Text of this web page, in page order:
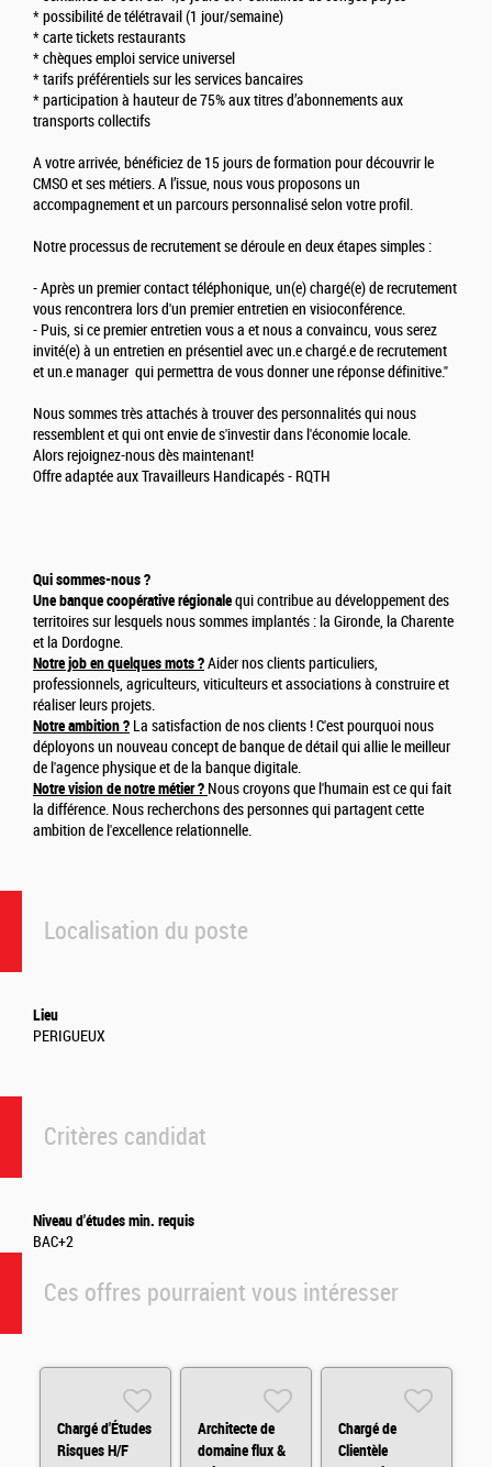
* possibilité de télétravail (1 jour/semaine)
* carte tickets restaurants
* chèques emploi service universel
* tarifs préférentiels sur les services bancaires
* participation à hauteur de 75% aux titres d’abonnements aux
transports collectifs
A votre arrivée, bénéficiez de 15 jours de formation pour découvrir le
CMSO et ses métiers. A l’issue, nous vous proposons un
accompagnement et un parcours personnalisé selon votre profil.
Notre processus de recrutement se déroule en deux étapes simples :
- Après un premier contact téléphonique, un(e) chargé(e) de recrutement
vous rencontrera lors d'un premier entretien en visioconférence.
- Puis, si ce premier entretien vous a et nous a convaincu, vous serez
invité(e) à un entretien en présentiel avec un.e chargé.e de recrutement
et un.e manager qui permettra de vous donner une réponse définitive."
Nous sommes très attachés à trouver des personnalités qui nous
ressemblent et qui ont envie de s'investir dans l'économie locale.
Alors rejoignez-nous dès maintenant!
Offre adaptée aux Travailleurs Handicapés - RQTH
Qui sommes-nous ?
Une banque coopérative régionalequi contribue au développement des
territoires sur lesquels nous sommes implantés : la Gironde, la Charente
et la Dordogne.
Notre job en quelques mots ?Aider nos clients particuliers,
professionnels, agriculteurs, viticulteurs et associations à construire et
réaliser leurs projets.
Notre ambition ? La satisfaction de nos clients ! C'est pourquoi nous
déployons un nouveau concept de banque de détail qui allie le meilleur
de l'agence physique et de la banque digitale.
Notre vision de notre métier ? Nous croyons que l'humain est ce qui fait
la différence. Nous recherchons des personnes qui partagent cette
ambition de l'excellence relationnelle.
Localisation du poste
Lieu
PERIGUEUX
Critères candidat
Niveau d'études min. requis
BAC+2
Ces offres pourraient vous intéresser
Chargé d'Études
Risques H/F
Architecte de
domaine flux &
Chargé de
Clientèle